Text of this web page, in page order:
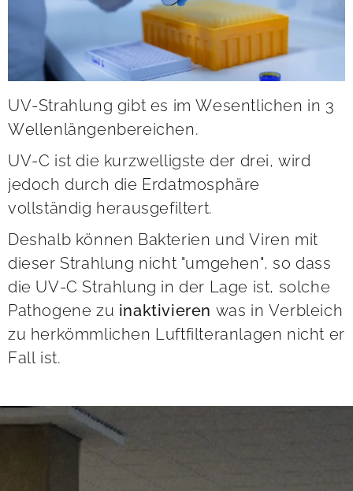
UV-Strahlung gibt es im Wesentlichen in 3
Wellenlängenbereichen.
UV-C ist die kurzwelligste der drei, wird
jedoch durch die Erdatmosphäre
vollständig herausgefiltert.
Deshalb können Bakterien und Viren mit
dieser Strahlung nicht "umgehen", so dass
die UV-C Strahlung in der Lage ist, solche
Pathogene zu inaktivieren was in Verbleich
zu herkömmlichen Luftfilteranlagen nicht er
Fall ist.